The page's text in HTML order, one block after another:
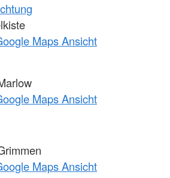
Maps Ansicht
Maps Ansicht
Maps Ansicht